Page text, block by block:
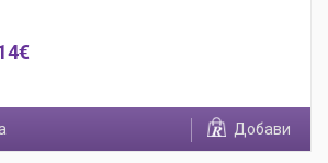
Добави